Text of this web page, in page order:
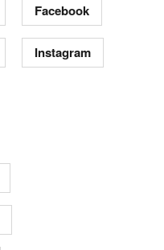
Facebook
Instagram